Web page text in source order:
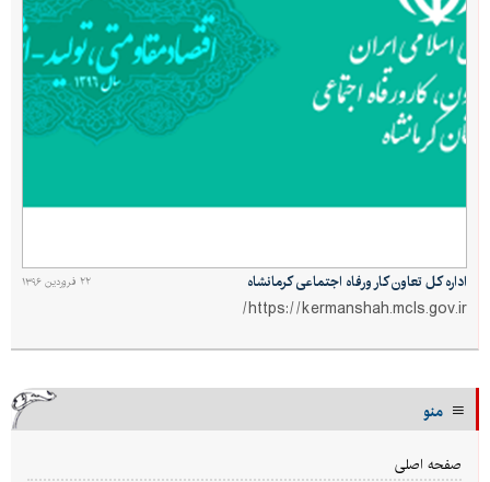
۲۲ فروردین ۱۳۹۶ اداره کل تعاون کار ورفاه اجتماعی کرمانشاه
https://kermanshah.mcls.gov.ir/
منو
صفحه اصلی